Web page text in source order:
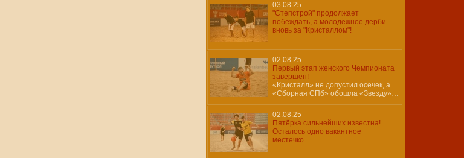
03.08.25
"Степстрой" продолжает
побеждать, а молодёжное дерби
вновь за "Кристаллом"!
02.08.25
Первый этап женского Чемпионата
завершен!
«Кристалл» не допустил осечек, а
«Сборная СПб» обошла «Звезду»…
02.08.25
Пятёрка сильнейших известна!
Осталось одно вакантное
местечко...